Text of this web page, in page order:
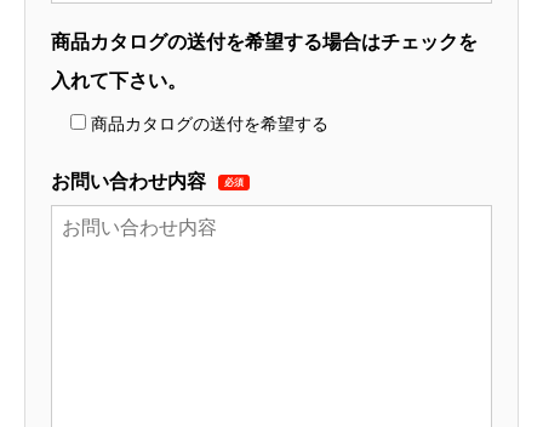
商品カタログの送付を希望する場合はチェックを
入れて下さい。
商品カタログの送付を希望する
お問い合わせ内容 必須